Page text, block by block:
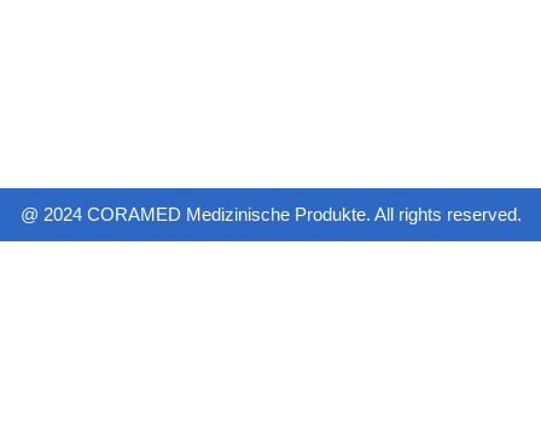
@ 2024 CORAMED Medizinische Produkte. All rights reserved.